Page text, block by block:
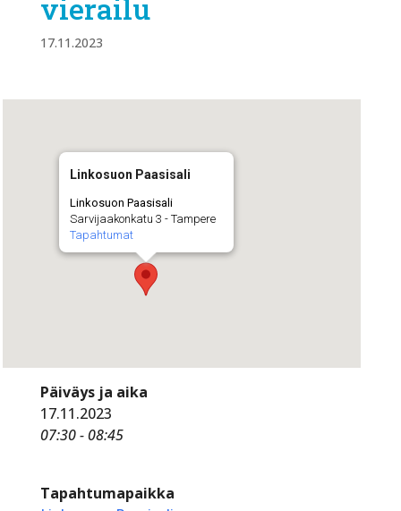
vierailu
17.11.2023
Linkosuon Paasisali
Linkosuon Paasisali
Sarvijaakonkatu 3 - Tampere
Tapahtumat
Päiväys ja aika
17.11.2023
07:30 - 08:45
Tapahtumapaikka